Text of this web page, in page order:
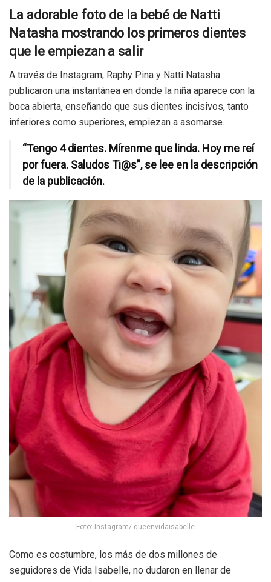
La adorable foto de la bebé de Natti
Natasha mostrando los primeros dientes
que le empiezan a salir
A través de Instagram, Raphy Pina y Natti Natasha
publicaron una instantánea en donde la niña aparece con la
boca abierta, enseñando que sus dientes incisivos, tanto
inferiores como superiores, empiezan a asomarse.
“Tengo 4 dientes. Mírenme que linda. Hoy me reí
por fuera. Saludos Ti@s”, se lee en la descripción
de la publicación.
Foto: Instagram/ queenvidaisabelle
Como es costumbre, los más de dos millones de
seguidores de Vida Isabelle, no dudaron en llenar de